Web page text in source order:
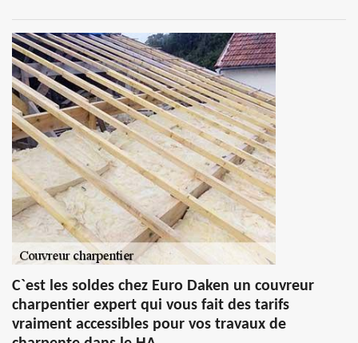
C`est les soldes chez Euro Daken un couvreur
charpentier expert qui vous fait des tarifs
vraiment accessibles pour vos travaux de